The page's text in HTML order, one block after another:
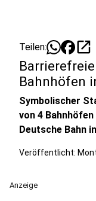
Teilen: open_in_new
Bahnhöfen
Symbolischer
von 4
Deutsche Bahn
Veröffentlicht:
Anzeige